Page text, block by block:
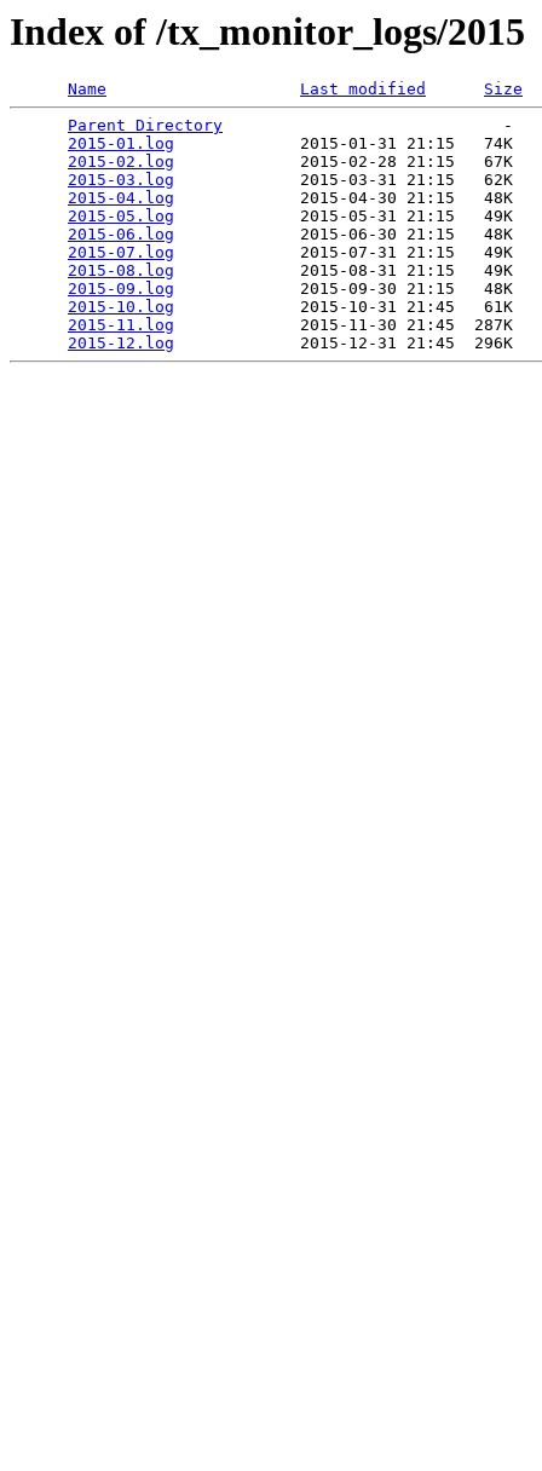
Index of /tx_monitor_logs/2015
Name Last modified
Size
Parent Directory
                             -
2015-01.log
             2015-01-31 21:15   74K
2015-02.log
             2015-02-28 21:15   67K
2015-03.log
             2015-03-31 21:15   62K
2015-04.log
             2015-04-30 21:15   48K
2015-05.log
             2015-05-31 21:15   49K
2015-06.log
             2015-06-30 21:15   48K
2015-07.log
             2015-07-31 21:15   49K
2015-08.log
             2015-08-31 21:15   49K
2015-09.log
             2015-09-30 21:15   48K
2015-10.log
             2015-10-31 21:45   61K
2015-11.log
             2015-11-30 21:45  287K
2015-12.log